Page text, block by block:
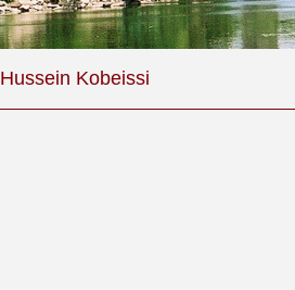
Hussein Kobeissi